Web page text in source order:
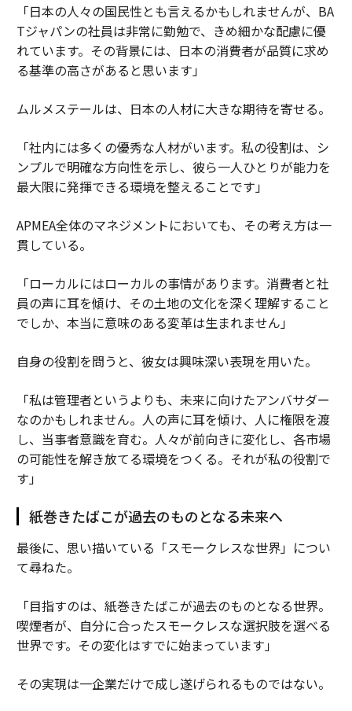
「日本の人々の国民性とも言えるかもしれませんが、BA
Tジャパンの社員は非常に勤勉で、きめ細かな配慮に優
れています。その背景には、日本の消費者が品質に求め
る基準の高さがあると思います」
ムルメステールは、日本の人材に大きな期待を寄せる。
「社内には多くの優秀な人材がいます。私の役割は、シ
ンプルで明確な方向性を示し、彼ら一人ひとりが能力を
最大限に発揮できる環境を整えることです」
APMEA全体のマネジメントにおいても、その考え方は一
貫している。
「ローカルにはローカルの事情があります。消費者と社
員の声に耳を傾け、その土地の文化を深く理解すること
でしか、本当に意味のある変革は生まれません」
自身の役割を問うと、彼女は興味深い表現を用いた。
「私は管理者というよりも、未来に向けたアンバサダー
なのかもしれません。人の声に耳を傾け、人に権限を渡
し、当事者意識を育む。人々が前向きに変化し、各市場
の可能性を解き放てる環境をつくる。それが私の役割で
す」
紙巻きたばこが過去のものとなる未来へ
最後に、思い描いている「スモークレスな世界」につい
て尋ねた。
「目指すのは、紙巻きたばこが過去のものとなる世界。
喫煙者が、自分に合ったスモークレスな選択肢を選べる
世界です。その変化はすでに始まっています」
その実現は一企業だけで成し遂げられるものではない。